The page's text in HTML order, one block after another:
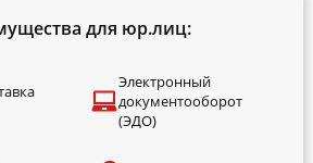
для юр.лиц:
Электронный
документооборот
(ЭДО)